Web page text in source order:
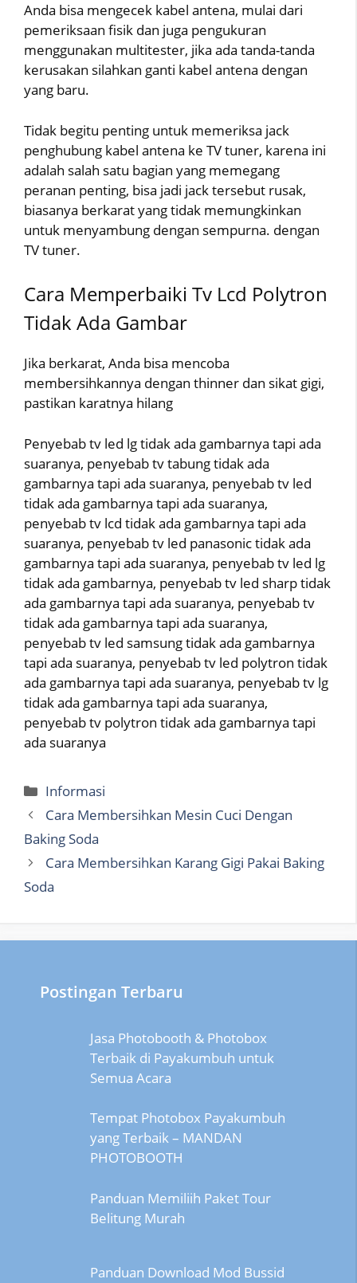
Anda bisa mengecek kabel antena, mulai dari
pemeriksaan fisik dan juga pengukuran
menggunakan multitester, jika ada tanda-tanda
kerusakan silahkan ganti kabel antena dengan
yang baru.
Tidak begitu penting untuk memeriksa jack
penghubung kabel antena ke TV tuner, karena ini
adalah salah satu bagian yang memegang
peranan penting, bisa jadi jack tersebut rusak,
biasanya berkarat yang tidak memungkinkan
untuk menyambung dengan sempurna. dengan
TV tuner.
Cara Memperbaiki Tv Lcd Polytron
Tidak Ada Gambar
Jika berkarat, Anda bisa mencoba
membersihkannya dengan thinner dan sikat gigi,
pastikan karatnya hilang
Penyebab tv led lg tidak ada gambarnya tapi ada
suaranya, penyebab tv tabung tidak ada
gambarnya tapi ada suaranya, penyebab tv led
tidak ada gambarnya tapi ada suaranya,
penyebab tv lcd tidak ada gambarnya tapi ada
suaranya, penyebab tv led panasonic tidak ada
gambarnya tapi ada suaranya, penyebab tv led lg
tidak ada gambarnya, penyebab tv led sharp tidak
ada gambarnya tapi ada suaranya, penyebab tv
tidak ada gambarnya tapi ada suaranya,
penyebab tv led samsung tidak ada gambarnya
tapi ada suaranya, penyebab tv led polytron tidak
ada gambarnya tapi ada suaranya, penyebab tv lg
tidak ada gambarnya tapi ada suaranya,
penyebab tv polytron tidak ada gambarnya tapi
ada suaranya
Categories
Informasi
Cara Membersihkan Mesin Cuci Dengan
Baking Soda
Cara Membersihkan Karang Gigi Pakai Baking
Soda
Postingan Terbaru
Jasa Photobooth & Photobox
Terbaik di Payakumbuh untuk
Semua Acara
Tempat Photobox Payakumbuh
yang Terbaik – MANDAN
PHOTOBOOTH
Panduan Memiliih Paket Tour
Belitung Murah
Panduan Download Mod Bussid